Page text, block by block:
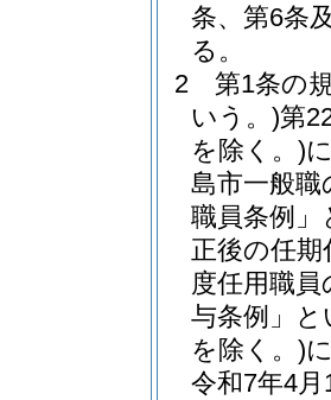
条、第6条
る。
2
第1条の
いう。)第
を除く。)
島市一般職
職員条例」
正後の任
度任用職
与条例」と
を除く。)
令和7年4